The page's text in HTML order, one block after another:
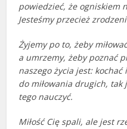
powiedzieć, że ogniskiem
Jesteśmy przecież
Żyjemy po to, żeby
a umrzemy, żeby poznać
naszego życia jest: kochać
do miłowania drugich, tak
tego nauczyć.
Miłość Cię spali, ale jest